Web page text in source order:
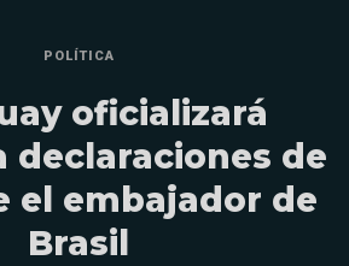
POLÍTICA
oficializará
declaraciones de
el embajador de
Brasil